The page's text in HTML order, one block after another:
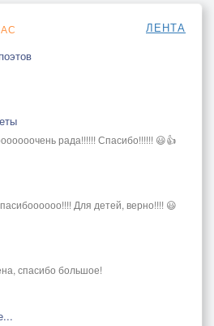
ЛЕНТА
рада!!!!!! Спасибо!!!!!! 😃👍
Для детей, верно!!!! 😃
спасибо большое!